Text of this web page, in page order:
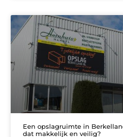
Een opslagruimte in
dat makkelijk en veilig?